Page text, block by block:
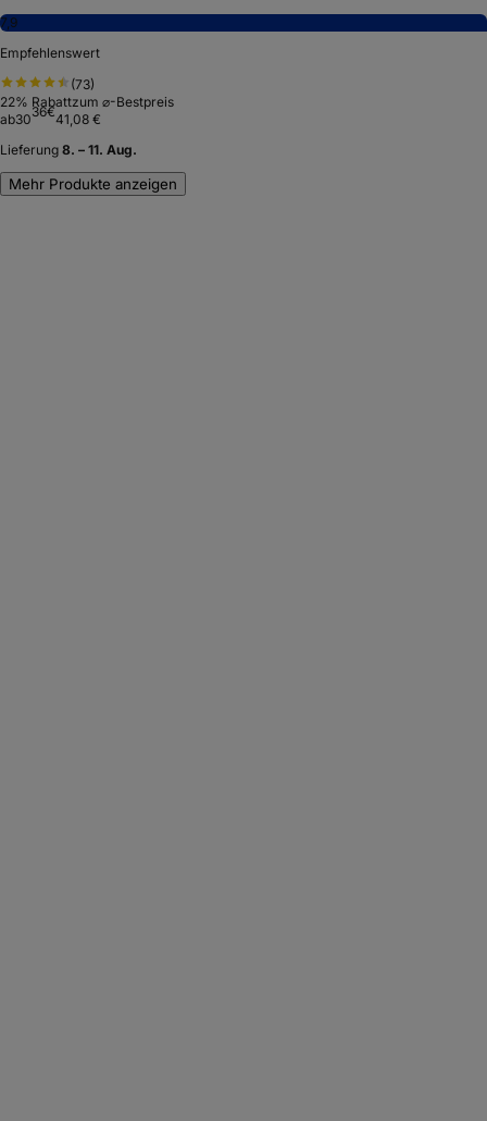
7,9
Empfehlenswert
(73)
22% Rabattzum ⌀-Bestpreis
ab3036€41,08 €
Lieferung 8. – 11. Aug.
Mehr Produkte anzeigen